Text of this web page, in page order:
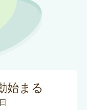
始まる